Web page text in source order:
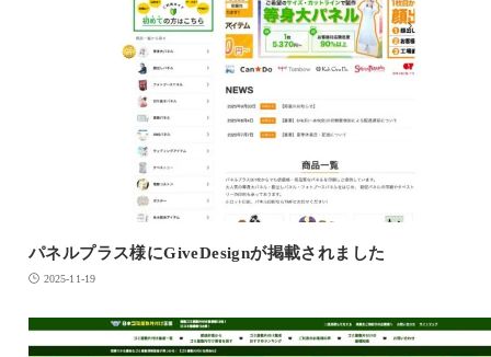
パネルプラス様にGiveDesignが掲載されました
2025-11-19